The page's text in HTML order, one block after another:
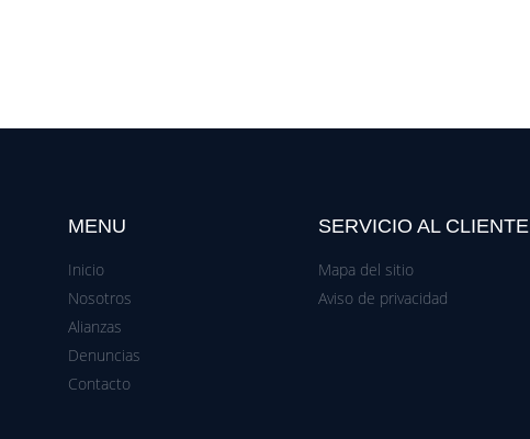
MENU
Inicio
Nosotros
Alianzas
Denuncias
Contacto
SERVICIO AL CLIENTE
Mapa del sitio
Aviso de privacidad